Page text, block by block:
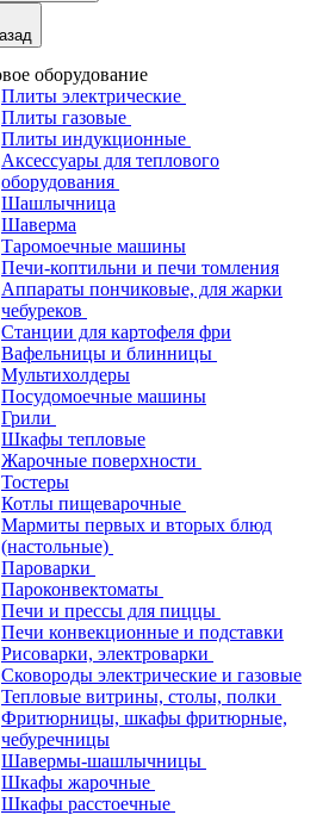
оборудование
Плиты электрические
Плиты газовые
Плиты индукционные
Аксессуары для теплового
оборудования
Шашлычница
Шаверма
Таромоечные машины
Печи-коптильни и печи томления
Аппараты пончиковые, для жарки
чебуреков
Станции для картофеля фри
Вафельницы и блинницы
Мультихолдеры
Посудомоечные машины
Грили
Шкафы тепловые
Жарочные поверхности
Тостеры
Котлы пищеварочные
Мармиты первых и вторых блюд
(настольные)
Пароварки
Пароконвектоматы
Печи и прессы для пиццы
Печи конвекционные и подставки
Рисоварки, электроварки
Сковороды электрические и газовые
Тепловые витрины, столы, полки
Фритюрницы, шкафы фритюрные,
чебуречницы
Шавермы-шашлычницы
Шкафы жарочные
Шкафы расстоечные